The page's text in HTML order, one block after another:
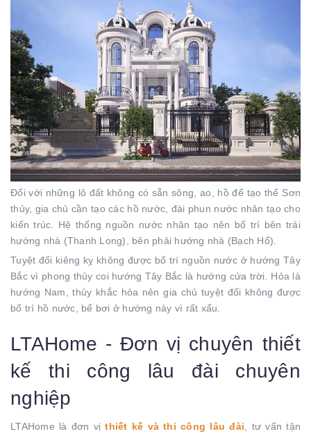
Đối với những lô đất không có sẵn sông, ao, hồ để tạo thế Sơn
thủy, gia chủ cần tạo các hồ nước, đài phun nước nhân tạo cho
kiến ​​trúc. Hệ thống nguồn nước nhân tạo nên bố trí bên trái
hướng nhà (Thanh Long), bên phải hướng nhà (Bạch Hổ).
Tuyệt đối kiêng kỵ không được bố trí nguồn nước ở hướng Tây
Bắc vì phong thủy coi hướng Tây Bắc là hướng cửa trời. Hỏa là
hướng Nam, thủy khắc hỏa nên gia chủ tuyệt đối không được
bố trí hồ nước, bể bơi ở hướng này vì rất xấu.
LTAHome - Đơn vị chuyên thiết
kế thi công lâu đài chuyên
nghiệp
LTAHome là đơn vịthiết kế và thi công lâu đài, tư vấn tận